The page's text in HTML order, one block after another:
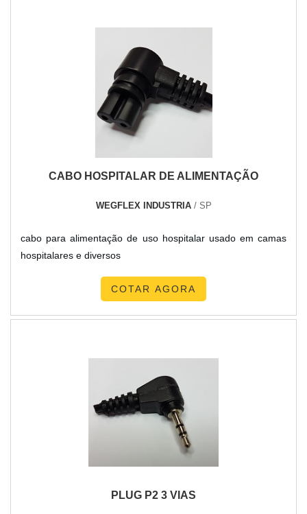
CABO HOSPITALAR DE ALIMENTAÇÃO
WEGFLEX INDUSTRIA/ SP
cabo para alimentação de uso hospitalar usado em camas
hospitalares e diversos
COTAR AGORA
PLUG P2 3 VIAS